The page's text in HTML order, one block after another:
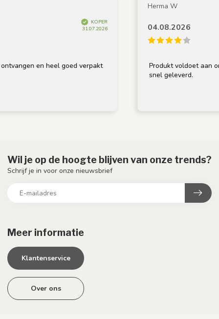
KOPER
31.07.2026
en heel goed verpakt
Herma W
04.08.2026
Produkt voldoet aan
snel geleverd.
Meer informatie
Klantenservice
Over ons
Wil je op de hoogte blijven van onze trends?
Schrijf je in voor onze nieuwsbrief